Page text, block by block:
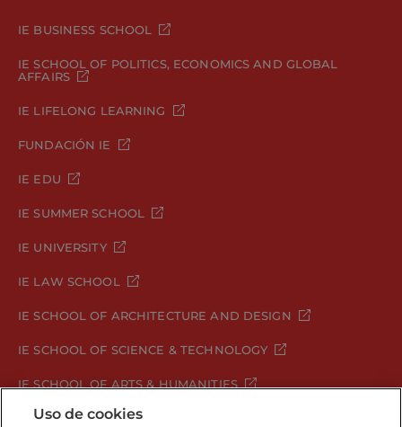
IE BUSINESS SCHOOL
IE SCHOOL OF POLITICS, ECONOMICS AND GLOBAL
AFFAIRS
IE LIFELONG LEARNING
FUNDACIÓN IE
IE EDU
IE SUMMER SCHOOL
IE UNIVERSITY
IE LAW SCHOOL
IE SCHOOL OF ARCHITECTURE AND DESIGN
IE SCHOOL OF SCIENCE & TECHNOLOGY
IE SCHOOL OF ARTS & HUMANITIES
Uso de cookies